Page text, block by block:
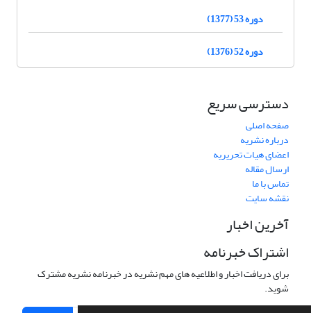
دوره 53 (1377)
دوره 52 (1376)
دسترسی سریع
صفحه اصلی
درباره نشریه
اعضای هیات تحریریه
ارسال مقاله
تماس با ما
نقشه سایت
آخرین اخبار
اشتراک خبرنامه
برای دریافت اخبار و اطلاعیه های مهم نشریه در خبرنامه نشریه مشترک
شوید.